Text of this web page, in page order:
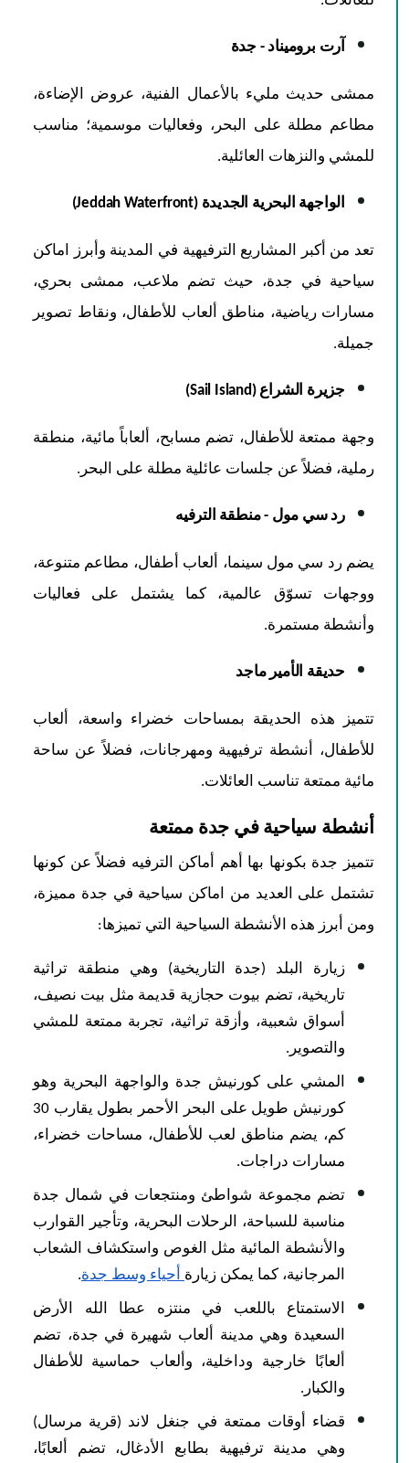
آرت بروميناد - جدة
ممشى حديث مليء بالأعمال الفنية، عروض الإضاءة،
مطاعم مطلة على البحر، وفعاليات موسمية؛ مناسب
للمشي والنزهات العائلية.
الواجهة البحرية الجديدة (Jeddah Waterfront)
تعد من أكبر المشاريع الترفيهية في المدينة وأبرز اماكن
سياحية في جدة، حيث تضم ملاعب، ممشى بحري،
مسارات رياضية، مناطق ألعاب للأطفال، ونقاط تصوير
جميلة.
جزيرة الشراع (Sail Island)
وجهة ممتعة للأطفال، تضم مسابح، ألعاباً مائية، منطقة
رملية، فضلاً عن جلسات عائلية مطلة على البحر.
رد سي مول - منطقة الترفيه
يضم رد سي مول سينما، ألعاب أطفال، مطاعم متنوعة،
ووجهات تسوّق عالمية، كما يشتمل على فعاليات
وأنشطة مستمرة.
حديقة الأمير ماجد
تتميز هذه الحديقة بمساحات خضراء واسعة، ألعاب
للأطفال، أنشطة ترفيهية ومهرجانات، فضلاً عن ساحة
مائية ممتعة تناسب العائلات.
أنشطة سياحية في جدة ممتعة
تتميز جدة بكونها بها أهم أماكن الترفيه فضلاً عن كونها
تشتمل على العديد من اماكن سياحية في جدة مميزة،
ومن أبرز هذه الأنشطة السياحية التي تميزها:
زيارة البلد (جدة التاريخية) وهي منطقة تراثية
تاريخية، تضم بيوت حجازية قديمة مثل بيت نصيف،
أسواق شعبية، وأزقة تراثية، تجربة ممتعة للمشي
والتصوير.
المشي على كورنيش جدة والواجهة البحرية وهو
كورنيش طويل على البحر الأحمر بطول يقارب 30
كم، يضم مناطق لعب للأطفال، مساحات خضراء،
مسارات دراجات.
تضم مجموعة شواطئ ومنتجعات في شمال جدة
مناسبة للسباحة، الرحلات البحرية، وتأجير القوارب
والأنشطة المائية مثل الغوص واستكشاف الشعاب
المرجانية، كما يمكن زيارة أحياء وسط جدة.
الاستمتاع باللعب في منتزه عطا الله الأرض
السعيدة وهي مدينة ألعاب شهيرة في جدة، تضم
ألعابًا خارجية وداخلية، وألعاب حماسية للأطفال
والكبار.
قضاء أوقات ممتعة في جنغل لاند (قرية مرسال)
وهي مدينة ترفيهية بطابع الأدغال، تضم ألعابًا،